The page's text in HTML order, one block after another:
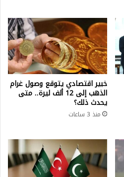
خبير اقتصادي يتوقع وصول غرام
الذهب إلى 12 ألف ليرة.. متى
يحدث ذلك؟
منذ 3 ساعات